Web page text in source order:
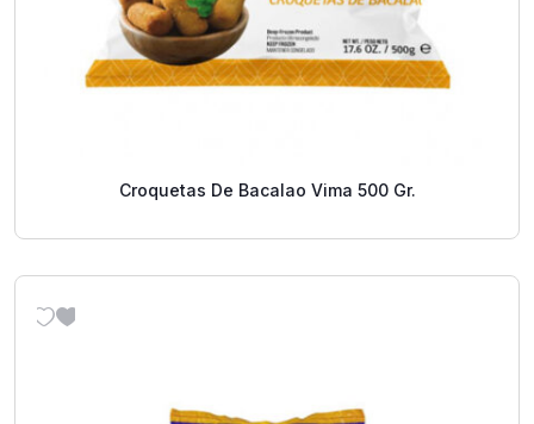
Croquetas De Bacalao Vima 500 Gr.